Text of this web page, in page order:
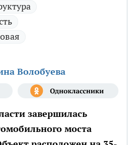
Волобуева
завершилась
моста